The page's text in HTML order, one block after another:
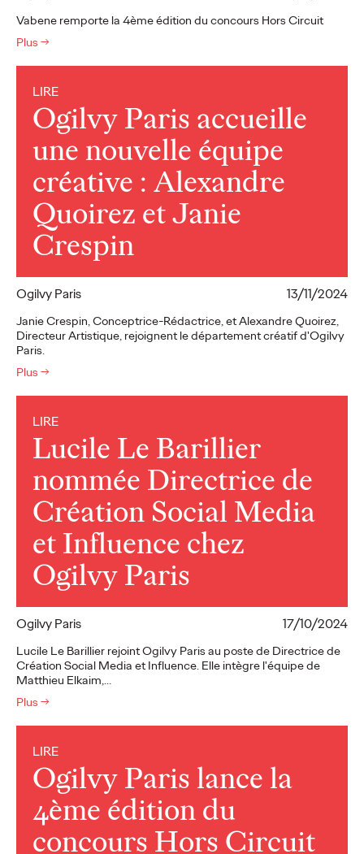
Vabene remporte la 4ème édition du concours Hors Circuit
Plus →
LIRE
Ogilvy Paris accueille
une nouvelle équipe
créative : Alexandre
Quoirez et Janie
Crespin
Ogilvy Paris 13/11/2024
Janie Crespin, Conceptrice-Rédactrice, et Alexandre Quoirez,
Directeur Artistique, rejoignent le département créatif d'Ogilvy
Paris.
Plus →
LIRE
Lucile Le Barillier
nommée Directrice de
Création Social Media
et Influence chez
Ogilvy Paris
Ogilvy Paris 17/10/2024
Lucile Le Barillier rejoint Ogilvy Paris au poste de Directrice de
Création Social Media et Influence. Elle intègre l'équipe de
Matthieu Elkaim,…
Plus →
LIRE
Ogilvy Paris lance la
4ème édition du
concours Hors Circuit